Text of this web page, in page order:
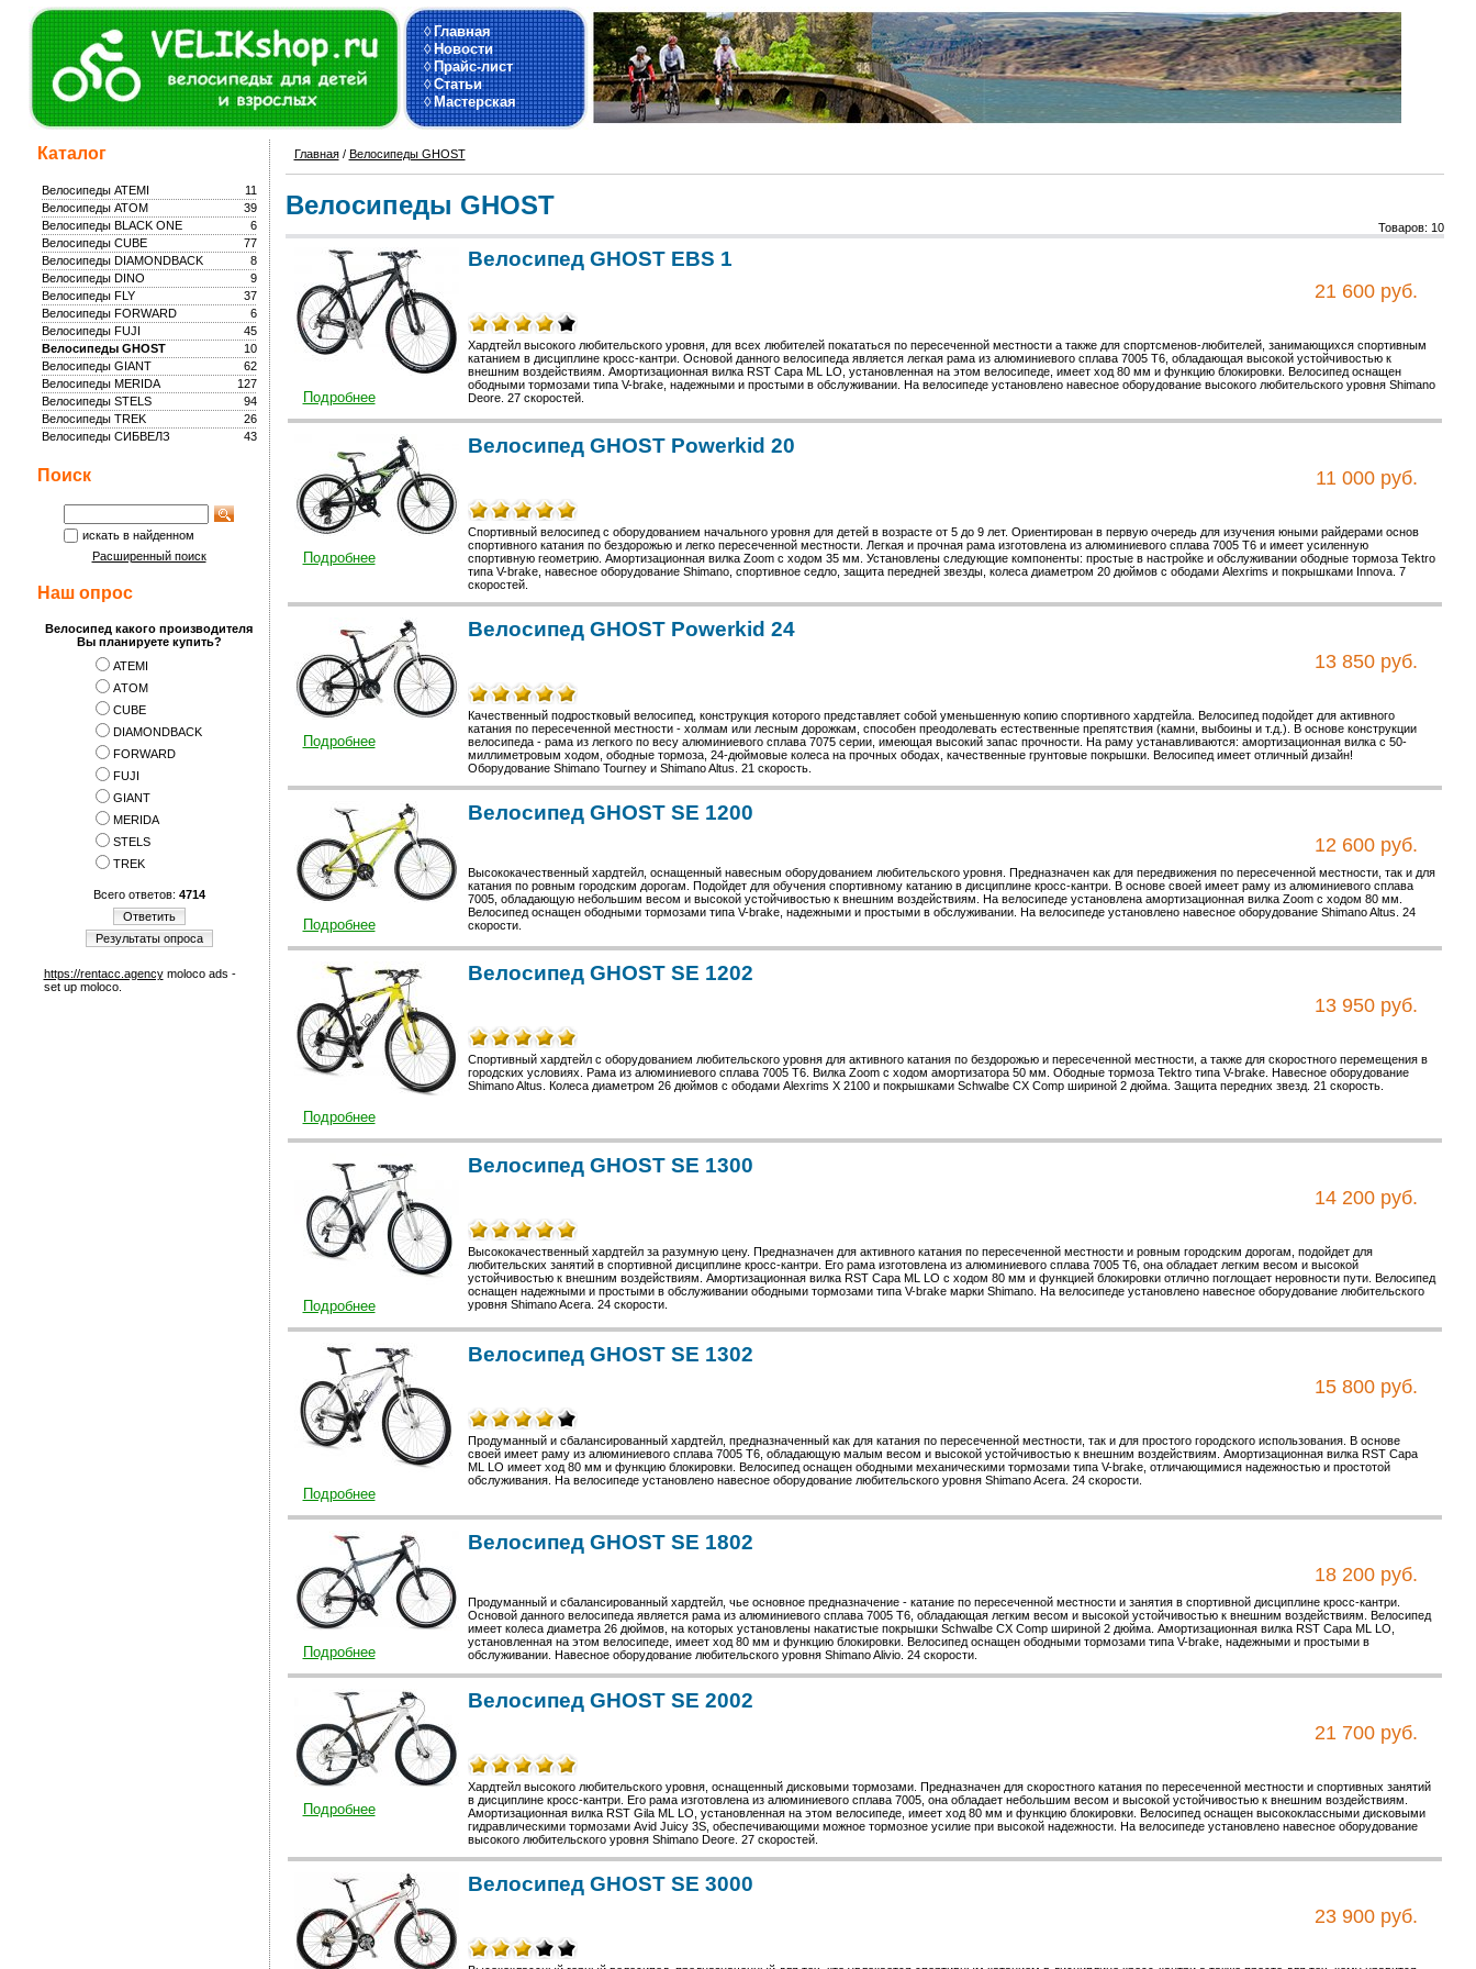
◊Главная
◊Новости
◊Прайс-лист
◊Статьи
◊Мастерская
Каталог
11
Велосипеды ATEMI
39
Велосипеды ATOM
6
Велосипеды BLACK ONE
77
Велосипеды CUBE
8
Велосипеды DIAMONDBACK
9
Велосипеды DINO
37
Велосипеды FLY
6
Велосипеды FORWARD
45
Велосипеды FUJI
10
Велосипеды GHOST
62
Велосипеды GIANT
127
Велосипеды MERIDA
94
Велосипеды STELS
26
Велосипеды TREK
43
Велосипеды СИБВЕЛЗ
Поиск
искать в найденном
Расширенный поиск
Наш опрос
Велосипед какого производителя
Вы планируете купить?
ATEMI
АTOM
CUBE
DIAMONDBACK
FORWARD
FUJI
GIANT
MERIDA
STELS
TREK
Всего ответов: 4714
Ответить
Результаты опроса
https://rentacc.agencymoloco ads -
set up moloco.
Главная/ Велосипеды GHOST
Велосипеды GHOST
Товаров: 10
Подробнее
Велосипед GHOST EBS 1
21 600 руб.
Хардтейл высокого любительского уровня, для всех любителей покататься по пересеченной местности а также для спортсменов-любителей, занимающихся спортивным
катанием в дисциплине кросс-кантри. Основой данного велосипеда является легкая рама из алюминиевого сплава 7005 T6, обладающая высокой устойчивостью к
внешним воздействиям. Амортизационная вилка RST Capa ML LO, установленная на этом велосипеде, имеет ход 80 мм и функцию блокировки. Велосипед оснащен
ободными тормозами типа V-brake, надежными и простыми в обслуживании. На велосипеде установлено навесное оборудование высокого любительского уровня Shimano
Deore. 27 скоростей.
Подробнее
Велосипед GHOST Powerkid 20
11 000 руб.
Спортивный велосипед с оборудованием начального уровня для детей в возрасте от 5 до 9 лет. Ориентирован в первую очередь для изучения юными райдерами основ
спортивного катания по бездорожью и легко пересеченной местности. Легкая и прочная рама изготовлена из алюминиевого сплава 7005 T6 и имеет усиленную
спортивную геометрию. Амортизационная вилка Zoom с ходом 35 мм. Установлены следующие компоненты: простые в настройке и обслуживании ободные тормоза Tektro
типа V-brake, навесное оборудование Shimano, спортивное седло, защита передней звезды, колеса диаметром 20 дюймов с ободами Alexrims и покрышками Innova. 7
скоростей.
Подробнее
Велосипед GHOST Powerkid 24
13 850 руб.
Качественный подростковый велосипед, конструкция которого представляет собой уменьшенную копию спортивного хардтейла. Велосипед подойдет для активного
катания по пересеченной местности - холмам или лесным дорожкам, способен преодолевать естественные препятствия (камни, выбоины и т.д.). В основе конструкции
велосипеда - рама из легкого по весу алюминиевого сплава 7075 серии, имеющая высокий запас прочности. На раму устанавливаются: амортизационная вилка с 50-
миллиметровым ходом, ободные тормоза, 24-дюймовые колеса на прочных ободах, качественные грунтовые покрышки. Велосипед имеет отличный дизайн!
Оборудование Shimano Tourney и Shimano Altus. 21 скорость.
Подробнее
Велосипед GHOST SE 1200
12 600 руб.
Высококачественный хардтейл, оснащенный навесным оборудованием любительского уровня. Предназначен как для передвижения по пересеченной местности, так и для
катания по ровным городским дорогам. Подойдет для обучения спортивному катанию в дисциплине кросс-кантри. В основе своей имеет раму из алюминиевого сплава
7005, обладающую небольшим весом и высокой устойчивостью к внешним воздействиям. На велосипеде установлена амортизационная вилка Zoom с ходом 80 мм.
Велосипед оснащен ободными тормозами типа V-brake, надежными и простыми в обслуживании. На велосипеде установлено навесное оборудование Shimano Altus. 24
скорости.
Подробнее
Велосипед GHOST SE 1202
13 950 руб.
Спортивный хардтейл с оборудованием любительского уровня для активного катания по бездорожью и пересеченной местности, а также для скоростного перемещения в
городских условиях. Рама из алюминиевого сплава 7005 T6. Вилка Zoom с ходом амортизатора 50 мм. Ободные тормоза Tektro типа V-brake. Навесное оборудование
Shimano Altus. Колеса диаметром 26 дюймов с ободами Alexrims X 2100 и покрышками Schwalbe CX Comp шириной 2 дюйма. Защита передних звезд. 21 скорость.
Подробнее
Велосипед GHOST SE 1300
14 200 руб.
Высококачественный хардтейл за разумную цену. Предназначен для активного катания по пересеченной местности и ровным городским дорогам, подойдет для
любительских занятий в спортивной дисциплине кросс-кантри. Его рама изготовлена из алюминиевого сплава 7005 T6, она обладает легким весом и высокой
устойчивостью к внешним воздействиям. Амортизационная вилка RST Capa ML LO с ходом 80 мм и функцией блокировки отлично поглощает неровности пути. Велосипед
оснащен надежными и простыми в обслуживании ободными тормозами типа V-brake марки Shimano. На велосипеде установлено навесное оборудование любительского
уровня Shimano Acera. 24 скорости.
Подробнее
Велосипед GHOST SE 1302
15 800 руб.
Продуманный и сбалансированный хардтейл, предназначенный как для катания по пересеченной местности, так и для простого городского использования. В основе
своей имеет раму из алюминиевого сплава 7005 T6, обладающую малым весом и высокой устойчивостью к внешним воздействиям. Амортизационная вилка RST Capa
ML LO имеет ход 80 мм и функцию блокировки. Велосипед оснащен ободными механическими тормозами типа V-brake, отличающимися надежностью и простотой
обслуживания. На велосипеде установлено навесное оборудование любительского уровня Shimano Acera. 24 скорости.
Подробнее
Велосипед GHOST SE 1802
18 200 руб.
Продуманный и сбалансированный хардтейл, чье основное предназначение - катание по пересеченной местности и занятия в спортивной дисциплине кросс-кантри.
Основой данного велосипеда является рама из алюминиевого сплава 7005 T6, обладающая легким весом и высокой устойчивостью к внешним воздействиям. Велосипед
имеет колеса диаметра 26 дюймов, на которых установлены накатистые покрышки Schwalbe CX Comp шириной 2 дюйма. Амортизационная вилка RST Capa ML LO,
установленная на этом велосипеде, имеет ход 80 мм и функцию блокировки. Велосипед оснащен ободными тормозами типа V-brake, надежными и простыми в
обслуживании. Навесное оборудование любительского уровня Shimano Alivio. 24 скорости.
Подробнее
Велосипед GHOST SE 2002
21 700 руб.
Хардтейл высокого любительского уровня, оснащенный дисковыми тормозами. Предназначен для скоростного катания по пересеченной местности и спортивных занятий
в дисциплине кросс-кантри. Его рама изготовлена из алюминиевого сплава 7005, она обладает небольшим весом и высокой устойчивостью к внешним воздействиям.
Амортизационная вилка RST Gila ML LO, установленная на этом велосипеде, имеет ход 80 мм и функцию блокировки. Велосипед оснащен высококлассными дисковыми
гидравлическими тормозами Avid Juicy 3S, обеспечивающими можное тормозное усилие при высокой надежности. На велосипеде установлено навесное оборудование
высокого любительского уровня Shimano Deore. 27 скоростей.
Велосипед GHOST SE 3000
23 900 руб.